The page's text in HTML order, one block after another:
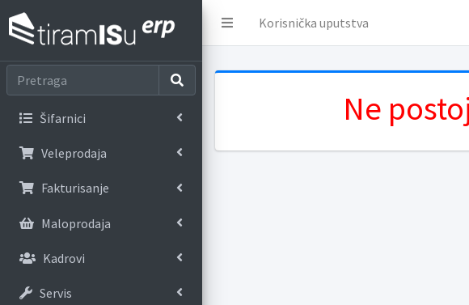
Korisnička uputstva
Šifarnici
Veleprodaja
Fakturisanje
Maloprodaja
Kadrovi
Servis
Ne